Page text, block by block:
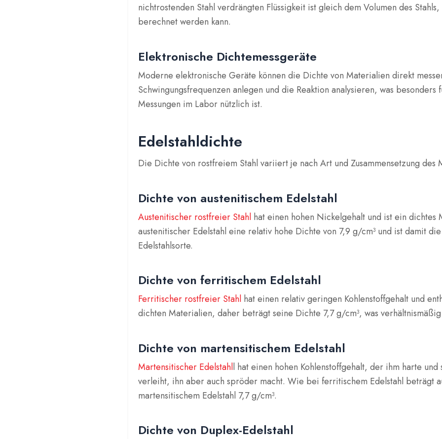
nichtrostenden Stahl verdrängten Flüssigkeit ist gleich dem Volumen des
berechnet werden kann.
Elektronische Dichtemessgeräte
Moderne elektronische Geräte können die Dichte von Materialien direkt
Schwingungsfrequenzen anlegen und die Reaktion analysieren, was besonders
Messungen im Labor nützlich ist.
Edelstahldichte
Die Dichte von rostfreiem Stahl variiert je nach Art und Zusammensetzung des
Dichte von austenitischem Edelstahl
Austenitischer rostfreier Stahl hat einen hohen Nickelgehalt und ist ein dichtes
austenitischer Edelstahl eine relativ hohe Dichte von 7,9 g/cm³ und ist damit
Edelstahlsorte.
Dichte von ferritischem Edelstahl
Ferritischer rostfreier Stahl hat einen relativ geringen Kohlenstoffgehalt und
dichten Materialien, daher beträgt seine Dichte 7,7 g/cm³, was
Dichte von martensitischem Edelstahl
Martensitischer Edelstahll hat einen hohen Kohlenstoffgehalt, der ihm harte und
verleiht, ihn aber auch spröder macht. Wie bei ferritischem Edelstahl beträgt
martensitischem Edelstahl 7,7 g/cm³.
Dichte von Duplex-Edelstahl